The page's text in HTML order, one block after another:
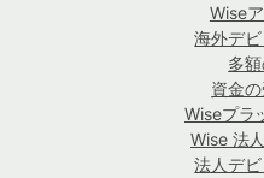
Wise
海外デ
多
資金
Wiseプラ
Wise 法
法人デ